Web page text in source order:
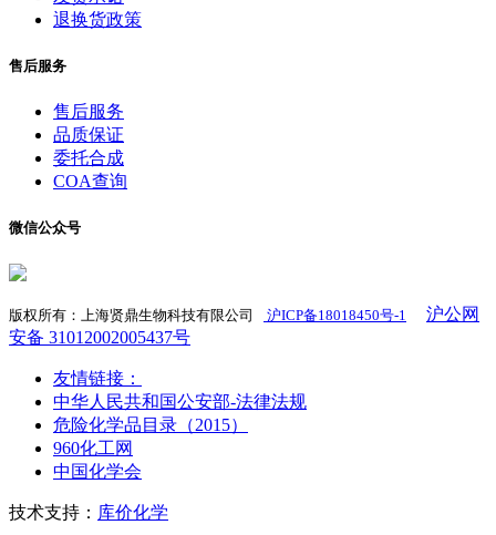
退换货政策
售后服务
售后服务
品质保证
委托合成
COA查询
微信公众号
版权所有：上海贤鼎生物科技有限公司 沪ICP备18018450号-1
沪公网
安备 31012002005437号
友情链接：
中华人民共和国公安部-法律法规
危险化学品目录（2015）
960化工网
中国化学会
技术支持： 库价化学